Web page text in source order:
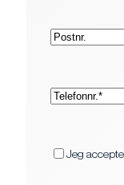
Postnr.
Telefon*
Jeg